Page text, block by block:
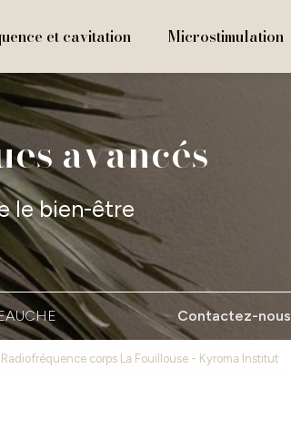
et cavitation Microstimulation
avancés
le bien-être
Contactez-nous
Radiofréquence corps La Fouillouse - Kyroma Institut